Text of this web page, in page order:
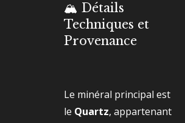
🏔️ Détails
Techniques et
Provenance
Le minéral principal est
le Quartz, appartenant